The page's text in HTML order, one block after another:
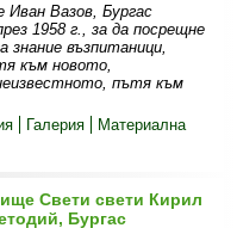
Иван Вазов, Бургас
1958 г., за да посрещне
знание възпитаници,
към новото,
пътя към
Галерия
Материална
Свети свети Кирил
Бургас